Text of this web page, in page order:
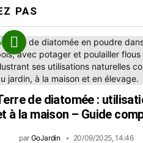
PAS
de diatomée :
à la maison – Guide
par GoJardin 20/09/2025, 14:46